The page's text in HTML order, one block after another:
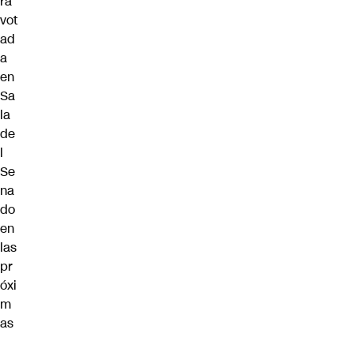
vot
ad
a
en
Sa
la
de
l
Se
na
do
en
las
pr
óxi
m
as